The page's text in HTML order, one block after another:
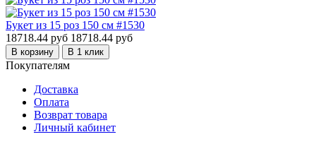
Букет из 15 роз 150 см #1530
18718.44 руб 18718.44 руб
В корзину В 1 клик
Покупателям
Доставка
Оплата
Возврат товара
Личный кабинет